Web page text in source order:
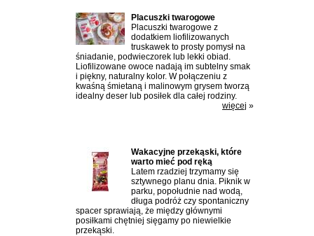
Placuszki twarogowe
Placuszki twarogowe z
dodatkiem liofilizowanych
truskawek to prosty pomysł na
śniadanie, podwieczorek lub lekki obiad.
Liofilizowane owoce nadają im subtelny smak
i piękny, naturalny kolor. W połączeniu z
kwaśną śmietaną i malinowym grysem tworzą
idealny deser lub posiłek dla całej rodziny.
więcej »
Wakacyjne przekąski, które
warto mieć pod ręką
Latem rzadziej trzymamy się
sztywnego planu dnia. Piknik w
parku, popołudnie nad wodą,
długa podróż czy spontaniczny
spacer sprawiają, że między głównymi
posiłkami chętniej sięgamy po niewielkie
przekąski.